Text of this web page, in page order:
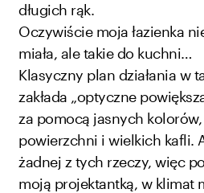
długich rąk.
Oczywiście moja łazienka
miała, ale takie do kuchni…
Klasyczny plan działania w
zakłada „optyczne
za pomocą jasnych kolorów,
powierzchni i wielkich kafli.
żadnej z tych rzeczy, więc
moją projektantką, w klimat